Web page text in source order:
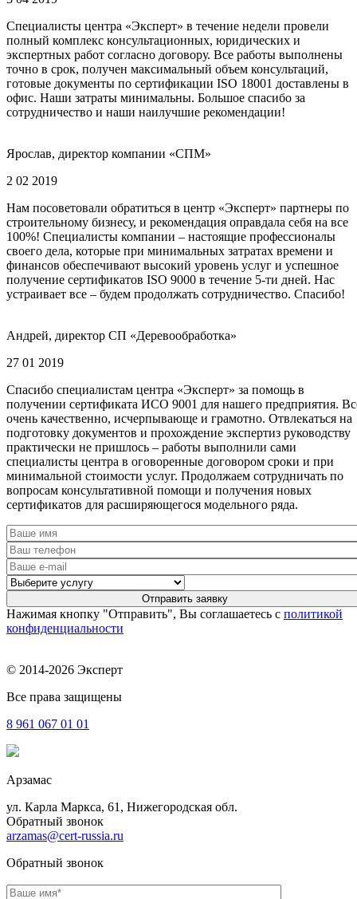
Специалисты центра «Эксперт» в течение недели провели
полный комплекс консультационных, юридических и
экспертных работ согласно договору. Все работы выполнены
точно в срок, получен максимальный объем консультаций,
готовые документы по сертификации ISO 18001 доставлены в
офис. Наши затраты минимальны. Большое спасибо за
сотрудничество и наши наилучшие рекомендации!
Ярослав, директор компании «СПМ»
2 02 2019
Нам посоветовали обратиться в центр «Эксперт» партнеры по
строительному бизнесу, и рекомендация оправдала себя на все
100%! Специалисты компании – настоящие профессионалы
своего дела, которые при минимальных затратах времени и
финансов обеспечивают высокий уровень услуг и успешное
получение сертификатов ISO 9000 в течение 5-ти дней. Нас
устраивает все – будем продолжать сотрудничество. Спасибо!
Андрей, директор СП «Деревообработка»
27 01 2019
Спасибо специалистам центра «Эксперт» за помощь в
получении сертификата ИСО 9001 для нашего предприятия.
очень качественно, исчерпывающе и грамотно. Отвлекаться на
подготовку документов и прохождение экспертиз руководству
практически не пришлось – работы выполнили сами
специалисты центра в оговоренные договором сроки и при
минимальной стоимости услуг. Продолжаем сотрудничать по
вопросам консультативной помощи и получения новых
сертификатов для расширяющегося модельного ряда.
Нажимая кнопку "Отправить", Вы соглашаетесь с политикой
конфиденциальности
© 2014-2026 Эксперт
Все права защищены
8 961 067 01 01
Арзамас
ул. Карла Маркса, 61, Нижегородская обл.
Обратный звонок
arzamas@cert-russia.ru
Обратный звонок